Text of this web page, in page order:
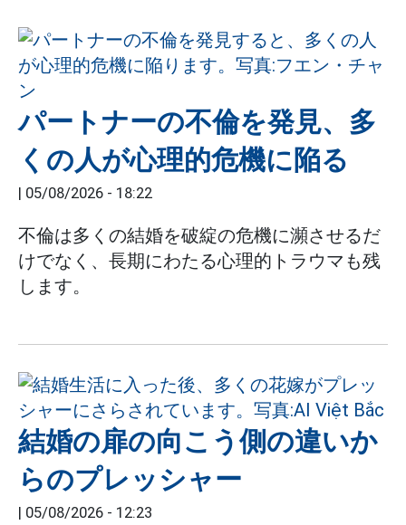
パートナーの不倫を発見、多
くの人が心理的危機に陥る
| 05/08/2026 - 18:22
不倫は多くの結婚を破綻の危機に瀕させるだ
けでなく、長期にわたる心理的トラウマも残
します。
結婚の扉の向こう側の違いか
らのプレッシャー
| 05/08/2026 - 12:23